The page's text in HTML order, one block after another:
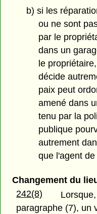
b) si les
ou ne sont
par le
dans un
le
décide
paix peut
amené dans
tenu par la
publique
autrement
que l'agent
Changement du
242(8)
paragraphe (7), un